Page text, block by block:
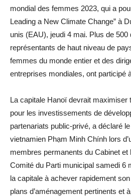
mondial des femmes 2023, qui a
Leading a New Climate Change” à
unis (EAU), jeudi 4 mai. Plus de 500
représentants de haut niveau de
femmes du monde entier et des
entreprises mondiales, ont participé
La capitale Hanoï devrait maximiser
pour les investissements de
partenariats public-privé, a déclaré
vietnamien Phạm Minh Chính lors
membres permanents du Cabinet et
Comité du Parti municipal samedi 6
la capitale à achever rapidement
plans d’aménagement pertinents et